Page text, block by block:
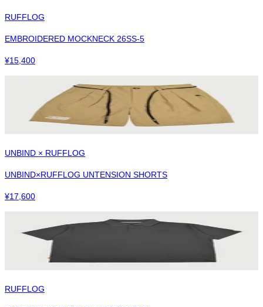
RUFFLOG
EMBROIDERED MOCKNECK 26SS-5
¥15,400
UNBIND × RUFFLOG
UNBIND×RUFFLOG UNTENSION SHORTS
¥17,600
RUFFLOG